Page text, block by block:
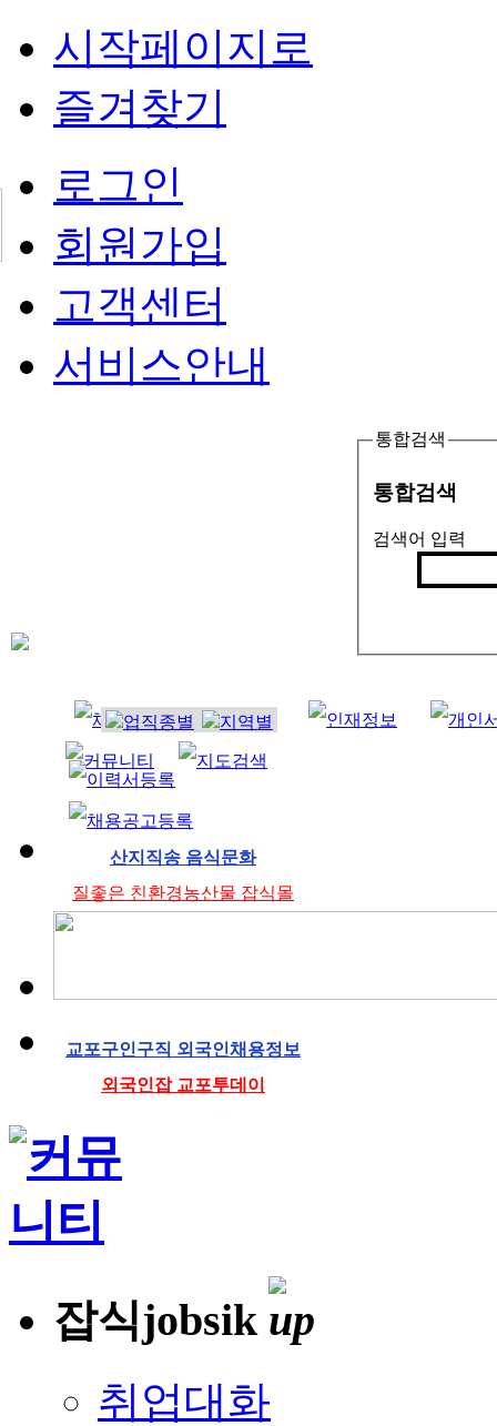
시작페이지로
즐겨찾기
로그인
회원가입
고객센터
서비스안내
통합검색
통합검색
검색어 입력
산지직송 음식문화
질좋은 친환경농산물 잡식몰
교포구인구직 외국인채용정보
외국인잡 교포투데이
잡식jobsik
취업대화